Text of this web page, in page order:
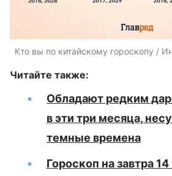
Кто вы по китайскому гороскопу /
Читайте также:
Обладают редким
в эти три месяца,
темные времена
Гороскоп на завтра